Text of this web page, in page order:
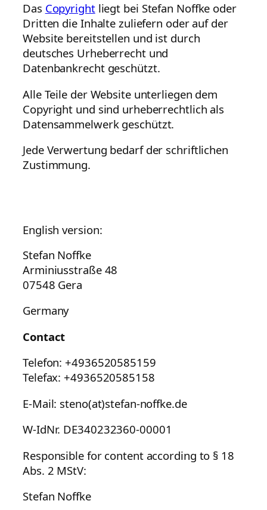
Das Copyrightliegt bei Stefan Noffke oder
Dritten die Inhalte zuliefern oder auf der
Website bereitstellen und ist durch
deutsches Urheberrecht und
Datenbankrecht geschützt.
Alle Teile der Website unterliegen dem
Copyright und sind urheberrechtlich als
Datensammelwerk geschützt.
Jede Verwertung bedarf der schriftlichen
Zustimmung.
English version:
Stefan Noffke
Arminiusstraße 48
07548 Gera
Germany
Contact
Telefon: +4936520585159
Telefax: +4936520585158
E-Mail: steno(at)stefan-noffke.de
W-IdNr. DE340232360-00001
Responsible for content according to § 18
Abs. 2 MStV:
Stefan Noffke